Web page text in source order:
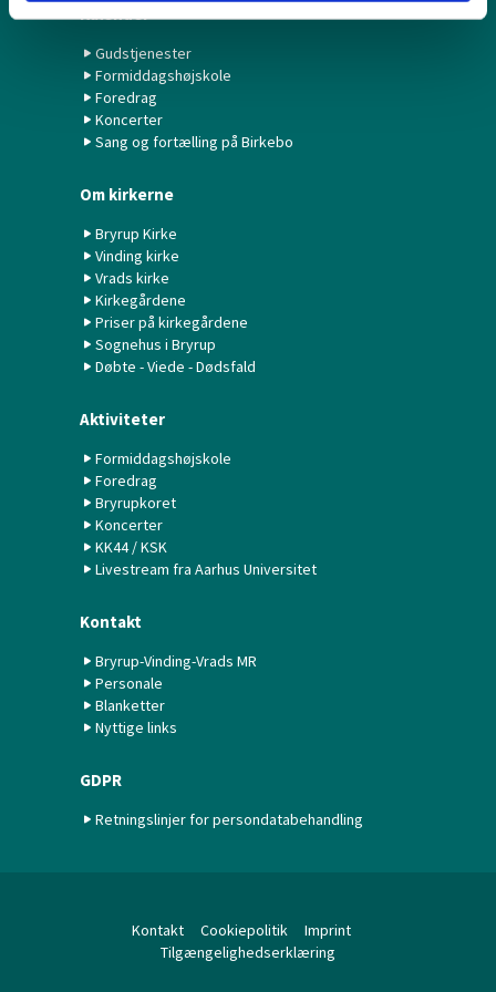
Kalender
Gudstjenester
Formiddagshøjskole
Foredrag
Koncerter
Sang og fortælling på Birkebo
Om kirkerne
Bryrup Kirke
Vinding kirke
Vrads kirke
Kirkegårdene
Priser på kirkegårdene
Sognehus i Bryrup
Døbte - Viede - Dødsfald
Aktiviteter
Formiddagshøjskole
Foredrag
Bryrupkoret
Koncerter
KK44 / KSK
Livestream fra Aarhus Universitet
Kontakt
Bryrup-Vinding-Vrads MR
Personale
Blanketter
Nyttige links
GDPR
Retningslinjer for persondatabehandling
Kontakt Cookiepolitik
Imprint
Tilgængelighedserklæring